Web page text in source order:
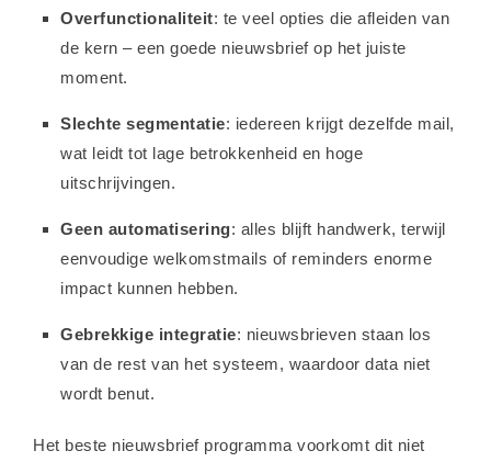
Overfunctionaliteit: te veel opties die afleiden van
de kern – een goede nieuwsbrief op het juiste
moment.
Slechte segmentatie: iedereen krijgt dezelfde mail,
wat leidt tot lage betrokkenheid en hoge
uitschrijvingen.
Geen automatisering: alles blijft handwerk, terwijl
eenvoudige welkomstmails of reminders enorme
impact kunnen hebben.
Gebrekkige integratie: nieuwsbrieven staan los
van de rest van het systeem, waardoor data niet
wordt benut.
Het beste nieuwsbrief programma voorkomt dit niet